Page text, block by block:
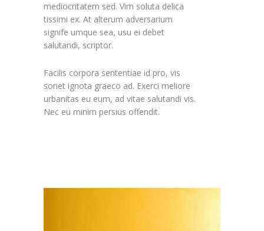
mediocritatem sed. Vim soluta delica
tissimi ex. At alterum adversarium
signife umque sea, usu ei debet
salutandi, scriptor.
Facilis corpora sententiae id pro, vis
sonet ignota graeco ad. Exerci meliore
urbanitas eu eum, ad vitae salutandi vis.
Nec eu minim persius offendit.